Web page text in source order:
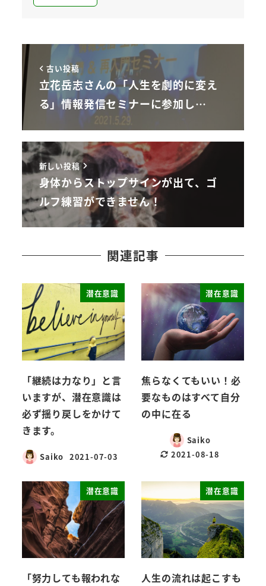
古い投稿
立花岳志さんの「人生を劇的に変え
る」情報発信セミナーに参加し…
新しい投稿
身体からストップサインが出て、ゴ
ルフ練習ができません！
関連記事
潜在意識
「継続は力なり」と言
いますが、潜在意識は
必ず揺り戻しをかけて
きます。
Saiko 2021-07-03
潜在意識
焦らなくてもいい！必
要なものはすべて自分
の中に在る
Saiko
2021-08-18
潜在意識
「努力しても報われな
潜在意識
人生の流れは起こすも